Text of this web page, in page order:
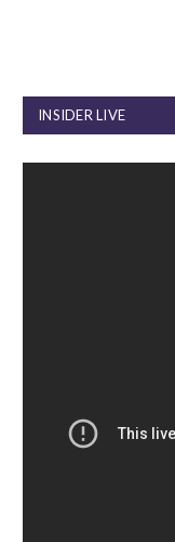
INSIDER LIVE